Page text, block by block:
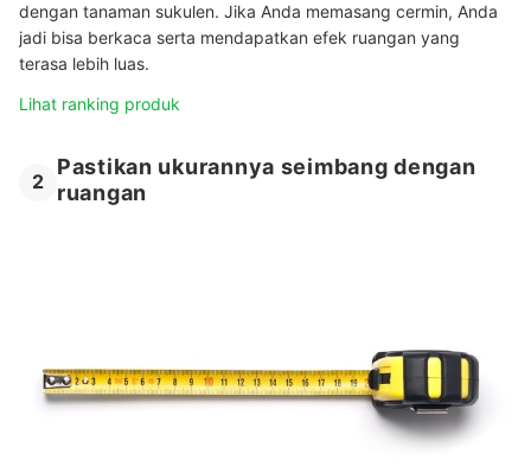
dengan tanaman sukulen. Jika Anda memasang cermin, Anda
jadi bisa berkaca serta mendapatkan efek ruangan yang
terasa lebih luas.
Lihat ranking produk
2
Pastikan ukurannya seimbang dengan
ruangan